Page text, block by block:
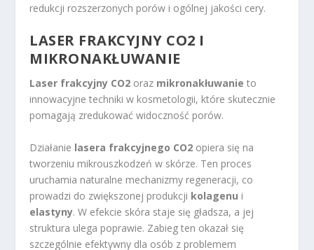
redukcji rozszerzonych porów i ogólnej jakości cery.
LASER FRAKCYJNY CO2 I
MIKRONAKŁUWANIE
Laser frakcyjny CO2 oraz mikronakłuwanie to
innowacyjne techniki w kosmetologii, które skutecznie
pomagają zredukować widoczność porów.
Działanie lasera frakcyjnego CO2 opiera się na
tworzeniu mikrouszkodzeń w skórze. Ten proces
uruchamia naturalne mechanizmy regeneracji, co
prowadzi do zwiększonej produkcji kolagenu i
elastyny. W efekcie skóra staje się gładsza, a jej
struktura ulega poprawie. Zabieg ten okazał się
szczególnie efektywny dla osób z problemem